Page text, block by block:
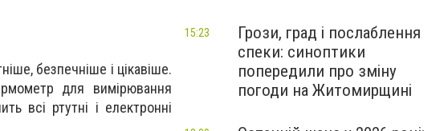
безпечніше і цікавіше.
для вимірювання
всі ртутні і електронні
Грози, град і послаблення
спеки: синоптики
попередили про зміну
погоди на Житомирщині
15:23